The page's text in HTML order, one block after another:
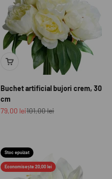
Buchet artificial bujori crem, 30
cm
Preț redus
79,00 leiPreț normal
101,00 lei
Stoc epuizat
Economisește 20,00 lei